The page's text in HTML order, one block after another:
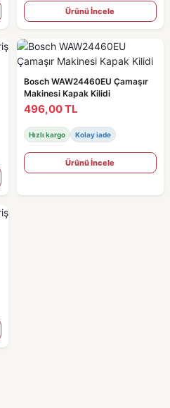
Ürünü İncele
Bosch WAW24460EU Çamaşır
Makinesi Kapak Kilidi
496,00 TL
Hızlı kargo Kolay iade
Ürünü İncele